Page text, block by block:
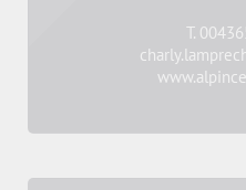
T.